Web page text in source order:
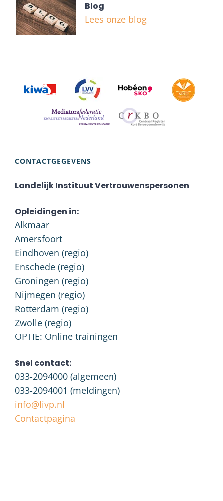
Blog
Lees onze blog
CONTACTGEGEVENS
Landelijk Instituut Vertrouwenspersonen
Opleidingen in:
Alkmaar
Amersfoort
Eindhoven (regio)
Enschede (regio)
Groningen (regio)
Nijmegen (regio)
Rotterdam (regio)
Zwolle (regio)
OPTIE: Online trainingen
Snel contact:
033-2094000 (algemeen)
033-2094001 (meldingen)
info@livp.nl
Contactpagina